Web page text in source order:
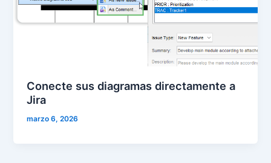
Conecte sus diagramas directamente a
Jira
marzo 6, 2026